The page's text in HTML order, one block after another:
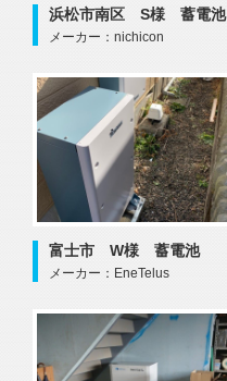
浜松市南区 S様 蓄電池
メーカー：nichicon
富士市 W様 蓄電池
メーカー：EneTelus